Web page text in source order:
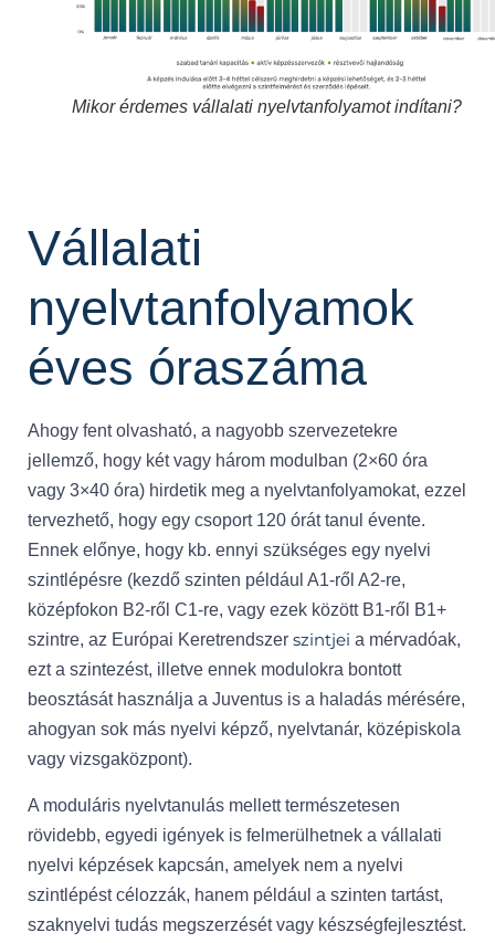
Mikor érdemes vállalati nyelvtanfolyamot indítani?
Vállalati
nyelvtanfolyamok
éves óraszáma
Ahogy fent olvasható, a nagyobb szervezetekre
jellemző, hogy két vagy három modulban (2×60 óra
vagy 3×40 óra) hirdetik meg a nyelvtanfolyamokat, ezzel
tervezhető, hogy egy csoport 120 órát tanul évente.
Ennek előnye, hogy kb. ennyi szükséges egy nyelvi
szintlépésre (kezdő szinten például A1-ről A2-re,
középfokon B2-ről C1-re, vagy ezek között B1-ről B1+
szintre, az Európai Keretrendszer szintjei a mérvadóak,
ezt a szintezést, illetve ennek modulokra bontott
beosztását használja a Juventus is a haladás mérésére,
ahogyan sok más nyelvi képző, nyelvtanár, középiskola
vagy vizsgaközpont).
A moduláris nyelvtanulás mellett természetesen
rövidebb, egyedi igények is felmerülhetnek a vállalati
nyelvi képzések kapcsán, amelyek nem a nyelvi
szintlépést célozzák, hanem például a szinten tartást,
szaknyelvi tudás megszerzését vagy készségfejlesztést.